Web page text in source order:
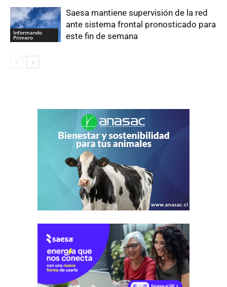
Informando
Primero
Saesa mantiene supervisión de la red
ante sistema frontal pronosticado para
este fin de semana